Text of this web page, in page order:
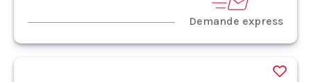
Demande express